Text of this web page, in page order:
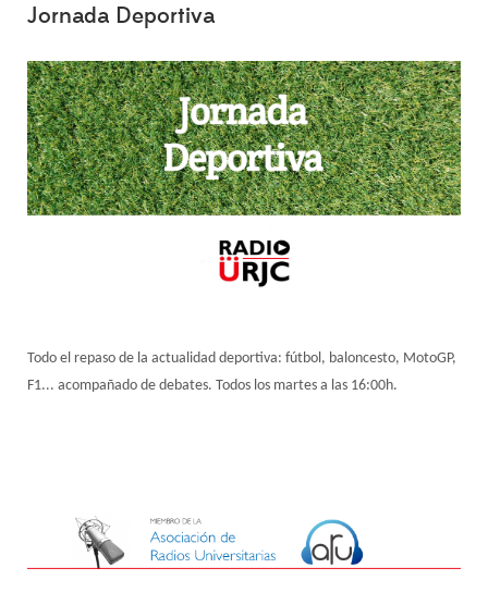
Jornada Deportiva
Todo el repaso de la actualidad deportiva: fútbol, baloncesto, MotoGP,
F1... acompañado de debates. Todos los martes a las 16:00h.